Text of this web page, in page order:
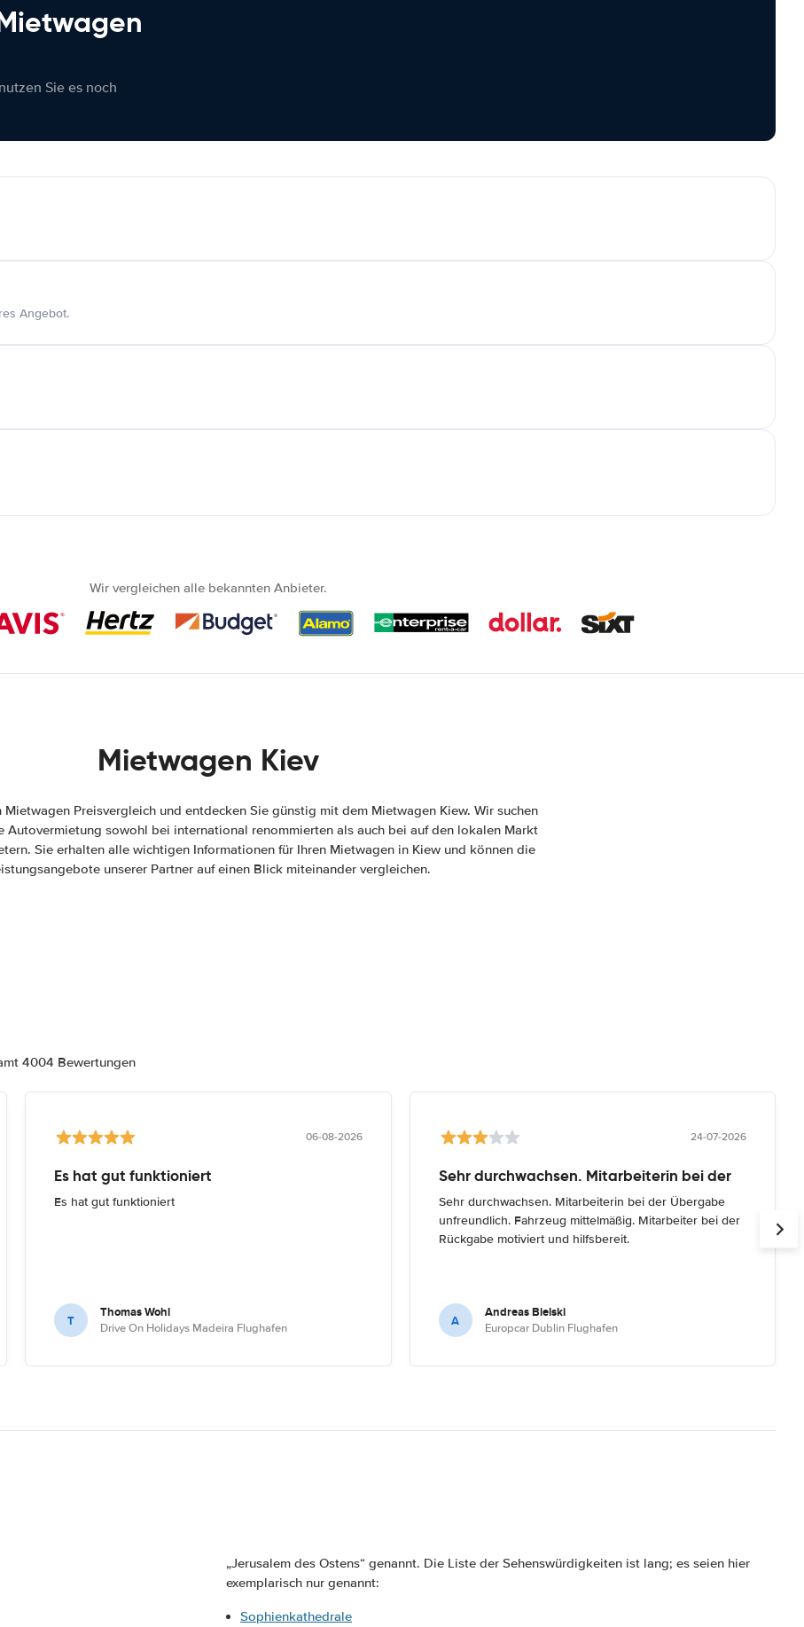
Sie es noch
Angebot.
Wir vergleichen alle bekannten Anbieter.
Mietwagen Kiev
Mietwagen Preisvergleich und entdecken Sie günstig mit dem Mietwagen Kiew. Wir suchen
Autovermietung sowohl bei international renommierten als auch bei auf den lokalen Markt
Sie erhalten alle wichtigen Informationen für Ihren Mietwagen in Kiew und können die
unserer Partner auf einen Blick miteinander vergleichen.
4004 Bewertungen
06-08-2026
Es hat gut funktioniert
Es hat gut funktioniert
T Thomas Wohl
Drive On Holidays Madeira Flughafen
24-07-2026
Sehr durchwachsen. Mitarbeiterin bei der
Sehr durchwachsen. Mitarbeiterin bei der Übergabe
unfreundlich. Fahrzeug mittelmäßig. Mitarbeiter bei der
Rückgabe motiviert und hilfsbereit.
A Andreas Bielski
Europcar Dublin Flughafen
„Jerusalem des Ostens“ genannt. Die Liste der Sehenswürdigkeiten ist lang; es seien hier
exemplarisch nur genannt:
Sophienkathedrale